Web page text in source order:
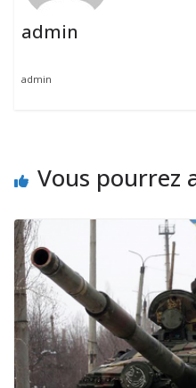
admin
admin
Vous pourrez